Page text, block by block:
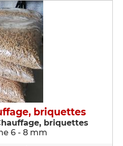
briquettes
briquettes
6 - 8 mm